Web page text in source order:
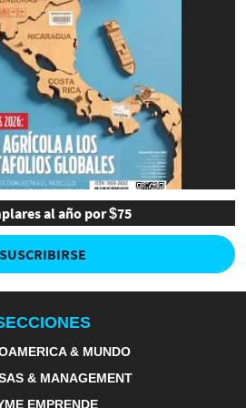
al año por $75
SUSCRIBIRSE
& MUNDO
& MANAGEMENT
EMPRENDE